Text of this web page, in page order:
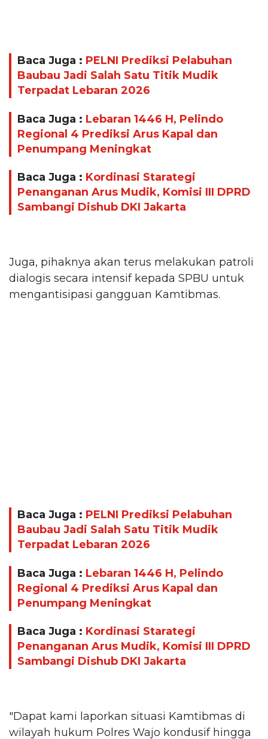
Baca Juga : PELNI Prediksi Pelabuhan
Baubau Jadi Salah Satu Titik Mudik
Terpadat Lebaran 2026
Baca Juga : Lebaran 1446 H, Pelindo
Regional 4 Prediksi Arus Kapal dan
Penumpang Meningkat
Baca Juga : Kordinasi Starategi
Penanganan Arus Mudik, Komisi III DPRD
Sambangi Dishub DKI Jakarta
Juga, pihaknya akan terus melakukan patroli
dialogis secara intensif kepada SPBU untuk
mengantisipasi gangguan Kamtibmas.
Baca Juga : PELNI Prediksi Pelabuhan
Baubau Jadi Salah Satu Titik Mudik
Terpadat Lebaran 2026
Baca Juga : Lebaran 1446 H, Pelindo
Regional 4 Prediksi Arus Kapal dan
Penumpang Meningkat
Baca Juga : Kordinasi Starategi
Penanganan Arus Mudik, Komisi III DPRD
Sambangi Dishub DKI Jakarta
"Dapat kami laporkan situasi Kamtibmas di
wilayah hukum Polres Wajo kondusif hingga